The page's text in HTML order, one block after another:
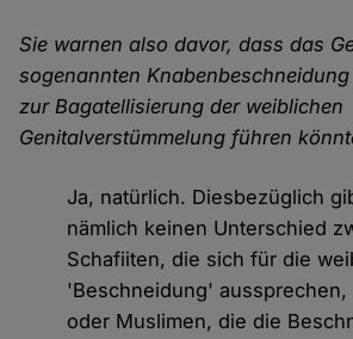
Sie warnen also davor, dass das
sogenannten
zur Bagatellisierung der weiblichen
Genitalverstümmelung führen
Ja, natürlich. Diesbezüglich
nämlich keinen Unterschied
Schafiiten, die sich für die
'Beschneidung' aussprechen,
oder Muslimen, die die